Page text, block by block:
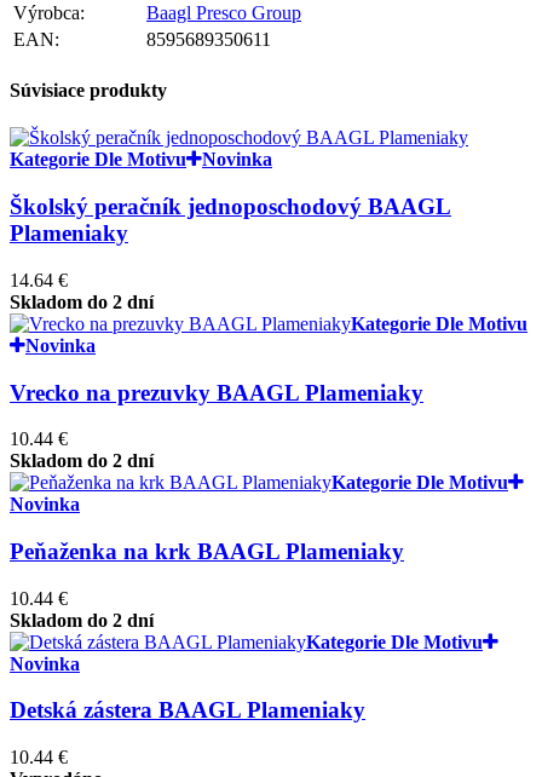
Výrobca:
Baagl Presco Group
EAN:
8595689350611
Súvisiace produkty
Kategorie Dle Motivu Novinka
Školský peračník jednoposchodový BAAGL
Plameniaky
14.64 €
Skladom do 2 dní
Kategorie Dle Motivu
Novinka
Vrecko na prezuvky BAAGL Plameniaky
10.44 €
Skladom do 2 dní
Kategorie Dle Motivu
Novinka
Peňaženka na krk BAAGL Plameniaky
10.44 €
Skladom do 2 dní
Kategorie Dle Motivu
Novinka
Detská zástera BAAGL Plameniaky
10.44 €